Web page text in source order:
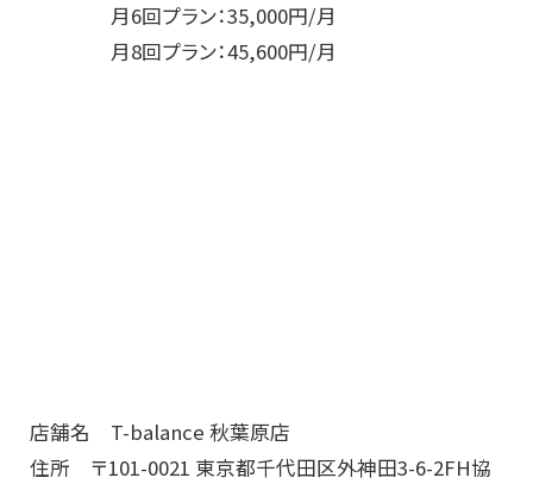
月6回プラン：35,000円/月
月8回プラン：45,600円/月
店舗名 T-balance 秋葉原店
住所 〒101-0021 東京都千代田区外神田3-6-2FH協